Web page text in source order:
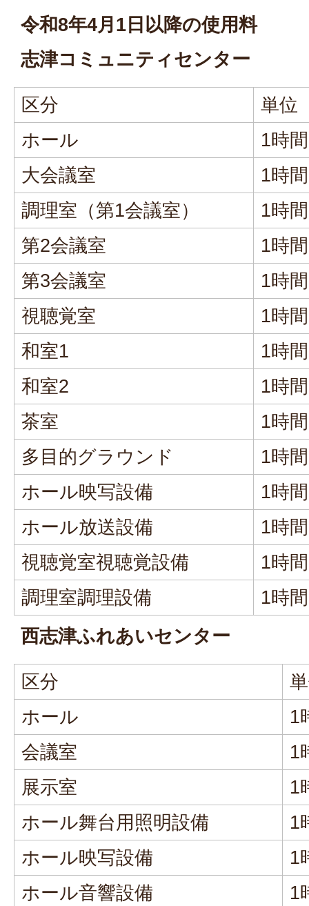
令和8年4月1日以降の使用料
志津コミュニティセンター
区分
単位
ホール
1時
大会議室
1時
調理室（第1会議室）
1時
第2会議室
1時
第3会議室
1時
視聴覚室
1時
和室1
1時
和室2
1時
茶室
1時
多目的グラウンド
1時
ホール映写設備
1時
ホール放送設備
1時
視聴覚室視聴覚設備
1時
調理室調理設備
1時
西志津ふれあいセンター
区分
ホール
1
会議室
1
展示室
1
ホール舞台用照明設備
1
ホール映写設備
1
ホール音響設備
1